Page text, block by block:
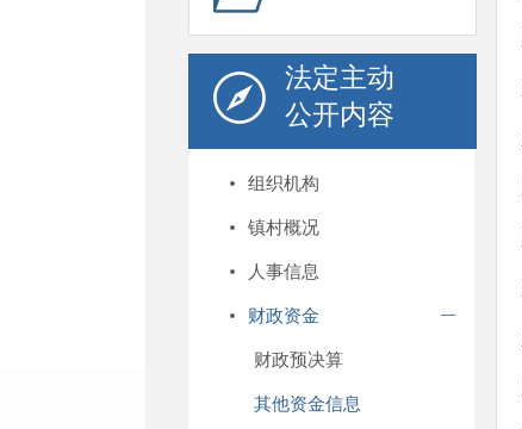
法定主动
公开内容
组织机构
镇村概况
人事信息
财政资金
财政预决算
其他资金信息